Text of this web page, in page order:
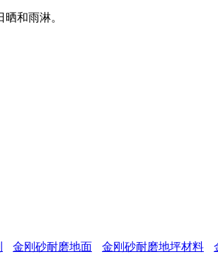
和雨淋。
金刚砂耐磨地面 金刚砂耐磨地坪材料